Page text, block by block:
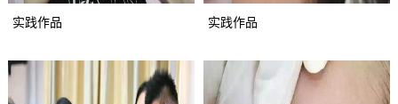
实践作品 实践作品